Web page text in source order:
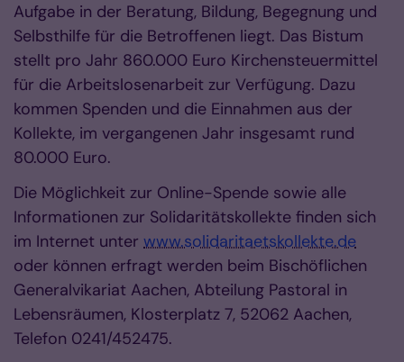
Aufgabe in der Beratung, Bildung, Begegnung und
Selbsthilfe für die Betroffenen liegt. Das Bistum
stellt pro Jahr 860.000 Euro Kirchensteuermittel
für die Arbeitslosenarbeit zur Verfügung. Dazu
kommen Spenden und die Einnahmen aus der
Kollekte, im vergangenen Jahr insgesamt rund
80.000 Euro.
Die Möglichkeit zur Online-Spende sowie alle
Informationen zur Solidaritätskollekte finden sich
im Internet unter www.solidaritaetskollekte.de
oder können erfragt werden beim Bischöflichen
Generalvikariat Aachen, Abteilung Pastoral in
Lebensräumen, Klosterplatz 7, 52062 Aachen,
Telefon 0241/452475.